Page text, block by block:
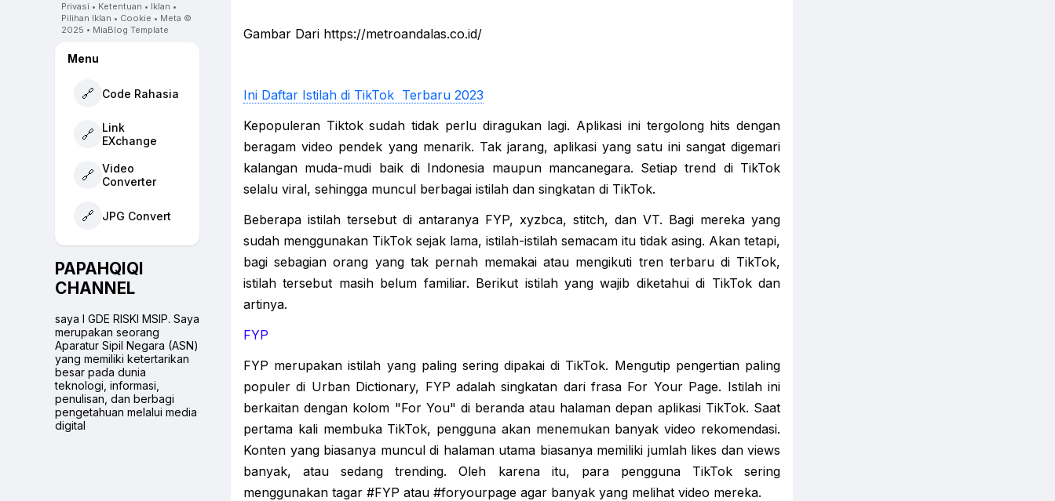
Privasi • Ketentuan • Iklan •
Pilihan Iklan • Cookie • Meta ©
2025 • MiaBlog Template
Menu
🔗 Code Rahasia
🔗
Link
EXchange
🔗
Video
Converter
🔗 JPG Convert
PAPAHQIQI
CHANNEL
saya I GDE RISKI MSIP. Saya
merupakan seorang
Aparatur Sipil Negara (ASN)
yang memiliki ketertarikan
besar pada dunia
teknologi, informasi,
penulisan, dan berbagi
pengetahuan melalui media
digital
Gambar Dari https://metroandalas.co.id/
Ini Daftar Istilah di TikTok Terbaru 2023
Kepopuleran Tiktok sudah tidak perlu diragukan lagi. Aplikasi ini tergolong hits dengan
beragam video pendek yang menarik. Tak jarang, aplikasi yang satu ini sangat digemari
kalangan muda-mudi baik di Indonesia maupun mancanegara. Setiap trend di TikTok
selalu viral, sehingga muncul berbagai istilah dan singkatan di TikTok.
Beberapa istilah tersebut di antaranya FYP, xyzbca, stitch, dan VT. Bagi mereka yang
sudah menggunakan TikTok sejak lama, istilah-istilah semacam itu tidak asing. Akan tetapi,
bagi sebagian orang yang tak pernah memakai atau mengikuti tren terbaru di TikTok,
istilah tersebut masih belum familiar. Berikut istilah yang wajib diketahui di TikTok dan
artinya.
FYP
FYP merupakan istilah yang paling sering dipakai di TikTok. Mengutip pengertian paling
populer di Urban Dictionary, FYP adalah singkatan dari frasa For Your Page. Istilah ini
berkaitan dengan kolom "For You" di beranda atau halaman depan aplikasi TikTok. Saat
pertama kali membuka TikTok, pengguna akan menemukan banyak video rekomendasi.
Konten yang biasanya muncul di halaman utama biasanya memiliki jumlah likes dan views
banyak, atau sedang trending. Oleh karena itu, para pengguna TikTok sering
menggunakan tagar #FYP atau #foryourpage agar banyak yang melihat video mereka.